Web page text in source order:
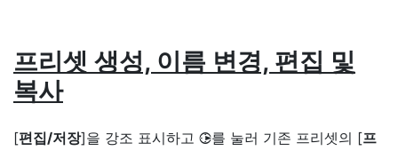
프리셋 생성, 이름 변경, 편집 및
복사
[편집/저장]을 강조 표시하고 2를 눌러 기존 프리셋의 [프